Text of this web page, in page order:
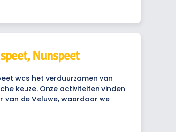
Nunspeet
was het verduurzamen van
keuze. Onze activiteiten vinden
van de Veluwe, waardoor we